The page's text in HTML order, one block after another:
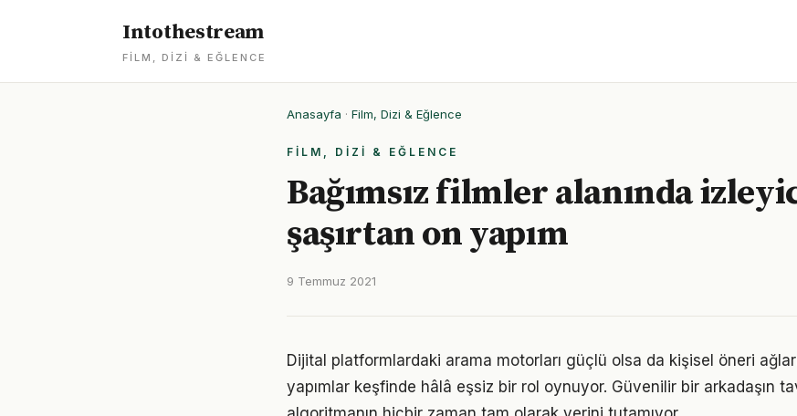
Intothestream
FILM, DIZI & EĞLENCE
Anasayfa · Film, Dizi & Eğlence
FILM, DIZI & EĞLENCE
Bağımsız filmler alanında
şaşırtan on yapım
9 Temmuz 2021
Dijital platformlardaki arama motorları güçlü olsa da kişisel öneri
yapımlar keşfinde hâlâ eşsiz bir rol oynuyor. Güvenilir bir arkadaşın